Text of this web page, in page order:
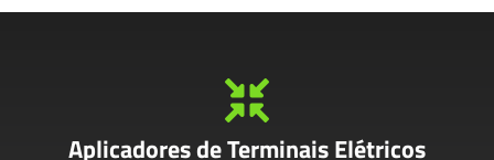

Aplicadores de Terminais Elétricos